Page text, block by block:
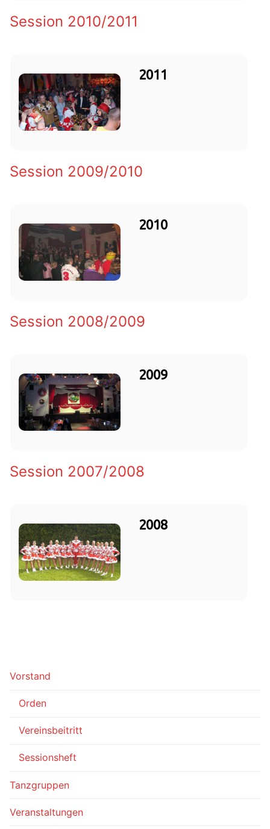
Session 2010/2011
2011
Session 2009/2010
2010
Session 2008/2009
2009
Session 2007/2008
2008
Vorstand
Orden
Vereinsbeitritt
Sessionsheft
Tanzgruppen
Veranstaltungen